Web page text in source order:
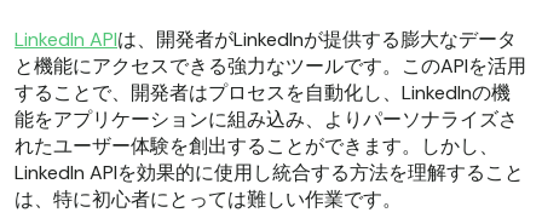
LinkedIn APIは、開発者がLinkedInが提供する膨大なデータ
と機能にアクセスできる強力なツールです。このAPIを活用
することで、開発者はプロセスを自動化し、LinkedInの機
能をアプリケーションに組み込み、よりパーソナライズさ
れたユーザー体験を創出することができます。しかし、
LinkedIn APIを効果的に使用し統合する方法を理解すること
は、特に初心者にとっては難しい作業です。